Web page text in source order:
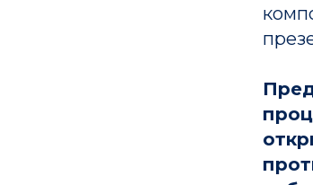
Совет Российской